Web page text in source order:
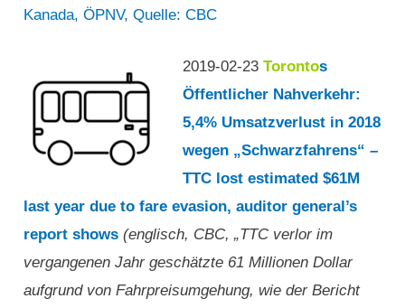
für
von
Taxis,
Uber-
die
sich
schwerer
Verbrechen
Kanada,ÖPNV,Quelle: CBC
2019-02-23Torontos
Öffentlicher Nahverkehr:
5,4% Umsatzverlust in 2018
wegen „Schwarzfahrens“ –
TTC lost estimated $61M
last year due to fare evasion, auditor general’s
report shows (englisch, CBC, „TTC verlor im
vergangenen Jahr geschätzte 61 Millionen Dollar
aufgrund von Fahrpreisumgehung, wie der Bericht